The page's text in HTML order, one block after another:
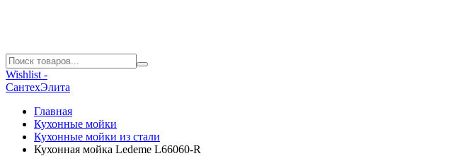
Wishlist -
СантехЭлита
Главная
Кухонные мойки
Кухонные мойки из стали
Кухонная мойка Ledeme L66060-R